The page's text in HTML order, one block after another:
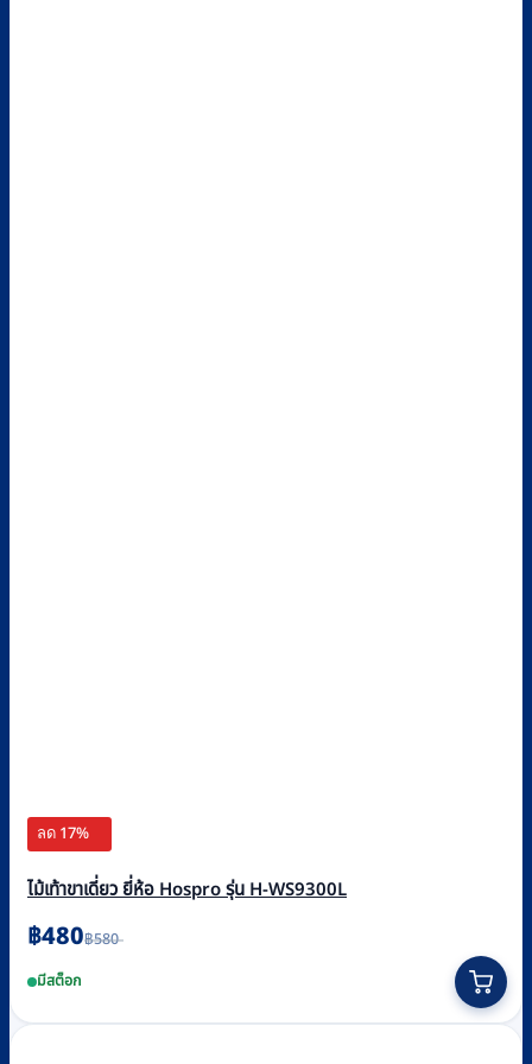
ลด 17%
ไม้เท้าขาเดี่ยว ยี่ห้อ Hospro รุ่น H-WS9300L
฿580
Original
price
was:
฿580.
฿480
Current
price
is:
฿480.
มีสต็อก
This
product
has